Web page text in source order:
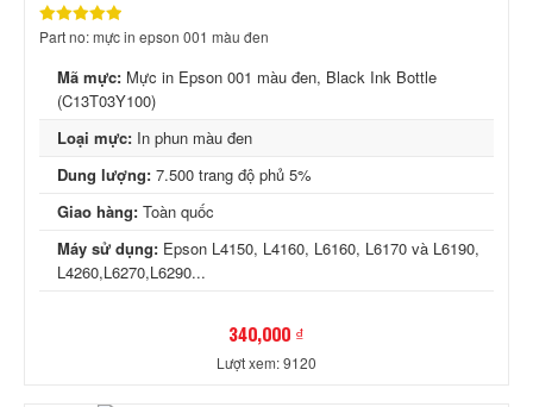
Part no: mực in epson 001 màu đen
Mã mực: Mực in Epson 001 màu đen, Black Ink Bottle
(C13T03Y100)
Loại mực: In phun màu đen
Dung lượng: 7.500 trang độ phủ 5%
Giao hàng: Toàn quốc
Máy sử dụng: Epson L4150, L4160, L6160, L6170 và L6190,
L4260,L6270,L6290...
340,000 ₫
Lượt xem: 9120